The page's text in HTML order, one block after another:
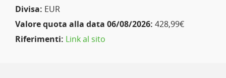
Divisa: EUR
Valore quota alla data 06/08/2026: 428,99€
Riferimenti: Link al sito